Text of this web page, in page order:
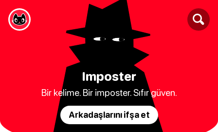
Imposter
Bir kelime. Bir imposter. Sıfır güven.
Arkadaşlarını ifşa et